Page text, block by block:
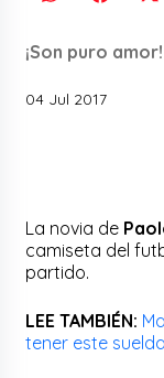
¡Son puro amor!
04 Jul 2017
La novia de
camiseta del
partido.
LEE TAMBIÉN:
tener este